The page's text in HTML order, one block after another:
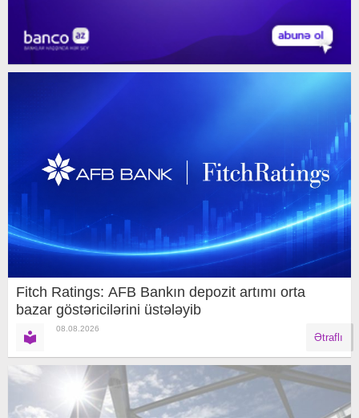
Fitch Ratings: AFB Bankın depozit artımı orta
bazar göstəricilərini üstələyib
08.08.2026
Ətraflı